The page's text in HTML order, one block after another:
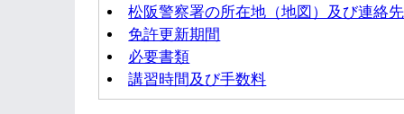
松阪警察署の所在地（地図）及び連絡
免許更新期間
必要書類
講習時間及び手数料